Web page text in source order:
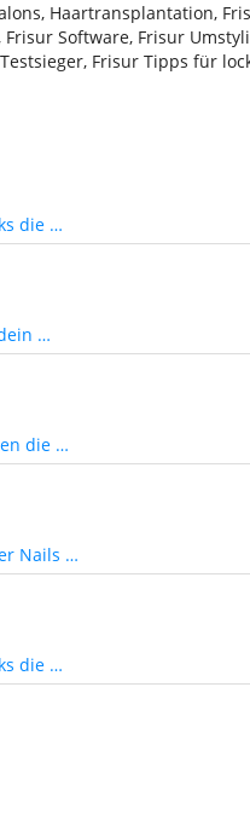
Haartransplantation,
Software, Frisur
Frisur Tipps für
die …
…
die …
Nails …
die …